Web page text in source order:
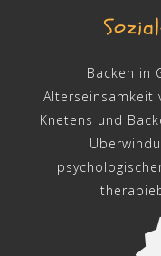
Backen in
Alterseinsamkeit
Knetens und